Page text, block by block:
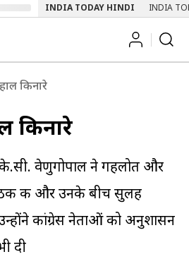
INDIA TODAY HINDI INDIA
किनारे
किनारे
वेणुगोपाल ने गहलोत और
की और उनके बीच सुलह
कांग्रेस नेताओं को अनुशासन
दी